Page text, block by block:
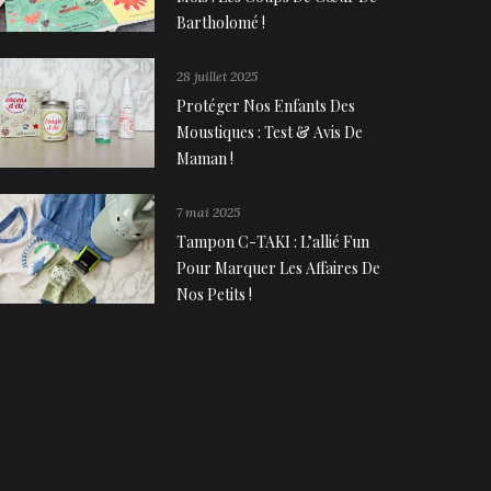
Bartholomé !
28 juillet 2025
Protéger Nos Enfants Des
Moustiques : Test & Avis De
Maman !
7 mai 2025
Tampon C-TAKI : L’allié Fun
Pour Marquer Les Affaires De
Nos Petits !